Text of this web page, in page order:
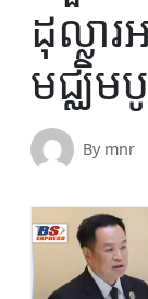
ដុល្លារ
មជ្ឈិម
By mnr